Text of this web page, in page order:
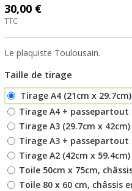
30,00 €
TTC
Le plaquiste Toulousain.
Taille de tirage
Tirage A4 (21cm x 29.7cm)
Tirage A4 + passepartout
Tirage A3 (29.7cm x 42cm)
Tirage A3 + passepartout
Tirage A2 (42cm x 59.4cm)
Toile 50cm x 75cm,
Toile 80 x 60 cm, châssis